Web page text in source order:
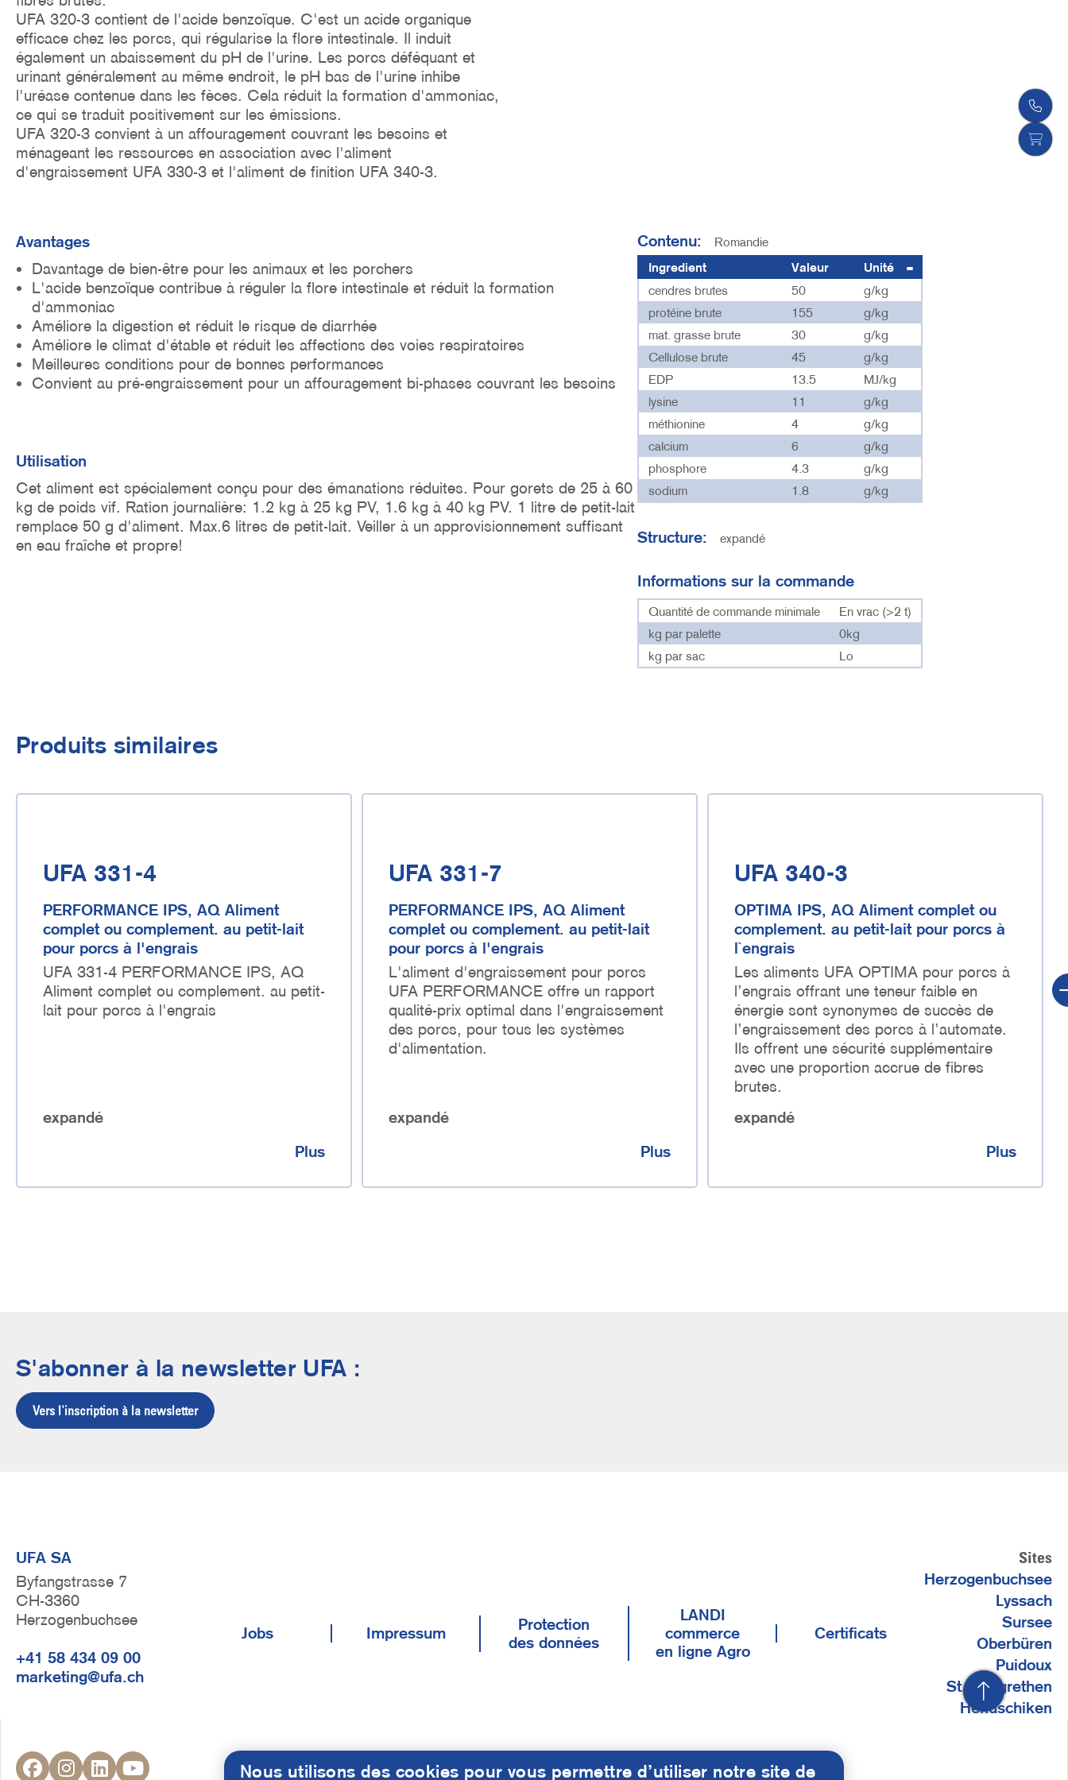
o
n
UFA 320-3 contient de l'acide benzoïque. C'est un acide organique
efficace chez les porcs, qui régularise la flore intestinale. Il induit
également un abaissement du pH de l'urine. Les porcs déféquant et
urinant généralement au même endroit, le pH bas de l'urine inhibe
l'uréase contenue dans les fèces. Cela réduit la formation d'ammoniac,
ce qui se traduit positivement sur les émissions.
UFA 320-3 convient à un affouragement couvrant les besoins et
ménageant les ressources en association avec l'aliment
d'engraissement UFA 330-3 et l'aliment de finition UFA 340-3.
Avantages
Davantage de bien-être pour les animaux et les porchers
L'acide benzoïque contribue à réguler la flore intestinale et réduit la formation
d'ammoniac
Améliore la digestion et réduit le risque de diarrhée
Améliore le climat d'étable et réduit les affections des voies respiratoires
Meilleures conditions pour de bonnes performances
Convient au pré-engraissement pour un affouragement bi-phases couvrant les besoins
Utilisation
Cet aliment est spécialement conçu pour des émanations réduites. Pour gorets de 25 à 60
kg de poids vif. Ration journalière: 1.2 kg à 25 kg PV, 1.6 kg à 40 kg PV. 1 litre de petit-lait
remplace 50 g d'aliment. Max.6 litres de petit-lait. Veiller à un approvisionnement suffisant
en eau fraîche et propre!
Contenu:
Romandie
Ingredient
Valeur
Unité
cendres brutes
50
g/kg
protéine brute
155
g/kg
mat. grasse brute
30
g/kg
Cellulose brute
45
g/kg
EDP
13.5
MJ/kg
lysine
11
g/kg
méthionine
4
g/kg
calcium
6
g/kg
phosphore
4.3
g/kg
sodium
1.8 g/kg
Structure: expandé
Informations sur la commande
Quantité de commande minimale
En vrac (>2 t)
kg par palette
0kg
kg par sac
Lo
Produits similaires
UFA 331-4
PERFORMANCE IPS, AQ Aliment
complet ou complement. au petit-lait
pour porcs à l'engrais
UFA 331-4 PERFORMANCE IPS, AQ
Aliment complet ou complement. au petit-
lait pour porcs à l'engrais
expandé
Plus
UFA 331-7
PERFORMANCE IPS, AQ Aliment
complet ou complement. au petit-lait
pour porcs à l'engrais
L'aliment d'engraissement pour porcs
UFA PERFORMANCE offre un rapport
qualité-prix optimal dans l'engraissement
des porcs, pour tous les systèmes
d'alimentation.
expandé
Plus
UFA 340-3
OPTIMA IPS, AQ Aliment complet ou
complement. au petit-lait pour porcs à
l`engrais
Les aliments UFA OPTIMA pour porcs à
l’engrais offrant une teneur faible en
énergie sont synonymes de succès de
l’engraissement des porcs à l’automate.
Ils offrent une sécurité supplémentaire
avec une proportion accrue de fibres
brutes.
expandé
Plus
S'abonner à la newsletter UFA :
Vers l'inscription à la newsletter
UFA SA
Byfangstrasse 7
CH-3360
Herzogenbuchsee
+41 58 434 09 00
marketing@ufa.ch
Jobs Impressum
Protection
des données
LANDI
commerce
en ligne Agro
Certificats
Sites
Herzogenbuchsee
Lyssach
Sursee
Oberbüren
Puidoux
St. Margrethen
Hendschiken
S
Nous utilisons des cookies pour vous permettre d’utiliser notre site de